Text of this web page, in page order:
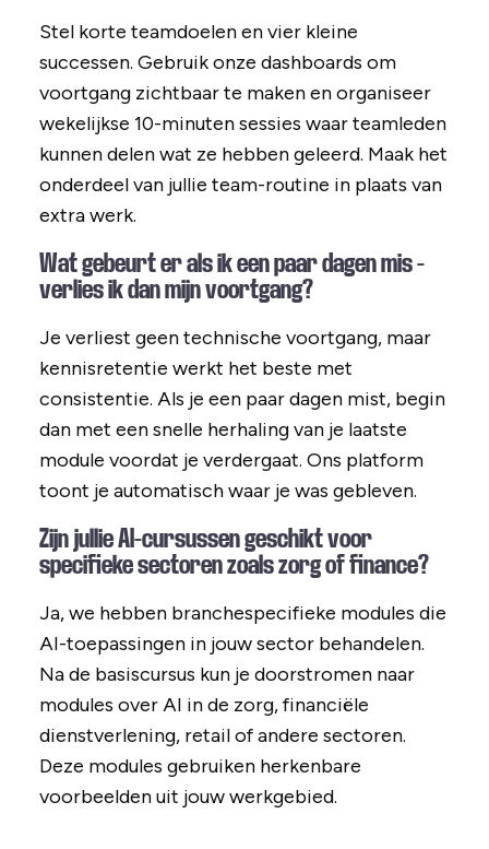
Stel korte teamdoelen en vier kleine
successen. Gebruik onze dashboards om
voortgang zichtbaar te maken en organiseer
wekelijkse 10-minuten sessies waar teamleden
kunnen delen wat ze hebben geleerd. Maak het
onderdeel van jullie team-routine in plaats van
extra werk.
Wat gebeurt er als ik een paar dagen mis -
verlies ik dan mijn voortgang?
Je verliest geen technische voortgang, maar
kennisretentie werkt het beste met
consistentie. Als je een paar dagen mist, begin
dan met een snelle herhaling van je laatste
module voordat je verdergaat. Ons platform
toont je automatisch waar je was gebleven.
Zijn jullie AI-cursussen geschikt voor
specifieke sectoren zoals zorg of finance?
Ja, we hebben branchespecifieke modules die
AI-toepassingen in jouw sector behandelen.
Na de basiscursus kun je doorstromen naar
modules over AI in de zorg, financiële
dienstverlening, retail of andere sectoren.
Deze modules gebruiken herkenbare
voorbeelden uit jouw werkgebied.